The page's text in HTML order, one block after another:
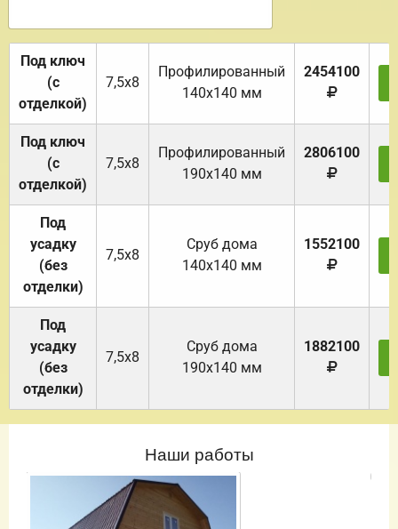
Под ключ
(с
отделкой)
7,5х8
Профилированный
140х140 мм
2454100
Под ключ
(с
отделкой)
7,5х8
Профилированный
190х140 мм
2806100
Под
усадку
(без
отделки)
7,5х8
Cруб дома
140х140 мм
1552100
Под
усадку
(без
отделки)
7,5х8
Cруб дома
190х140 мм
1882100
Наши работы